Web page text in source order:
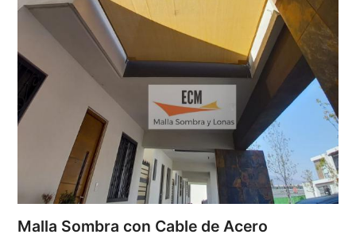
Malla Sombra con Cable de Acero